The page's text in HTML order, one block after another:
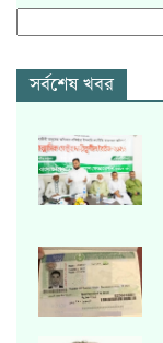
সর্বশেষ খবর